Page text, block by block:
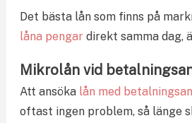
Det bästa lån som finns på
låna pengardirekt samma dag,
Mikrolån vid
Att ansöka lån med
oftast ingen problem, så länge